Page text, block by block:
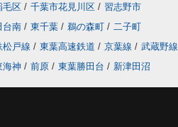
毛区 / 千葉市花見川区 / 習志野市
台南 / 東千葉 / 鵜の森町 / 二子町
松戸線 / 東葉高速鉄道 / 京葉線 / 武蔵野線
海神 / 前原 / 東葉勝田台 / 新津田沼